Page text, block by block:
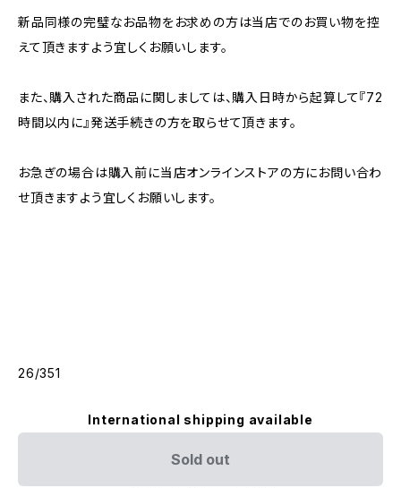
新品同様の完璧なお品物をお求めの方は当店でのお買い物を控
えて頂きますよう宜しくお願いします。
また、購入された商品に関しましては、購入日時から起算して『72
時間以内に』発送手続きの方を取らせて頂きます。
お急ぎの場合は購入前に当店オンラインストアの方にお問い合わ
せ頂きますよう宜しくお願いします。
26/351
International shipping available
Sold out